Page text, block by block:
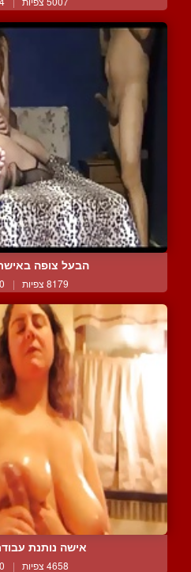
הבעל צופה
8179 צפיות | 0 המלצות
אישה נותנת
4658 צפיות | 0 המלצות